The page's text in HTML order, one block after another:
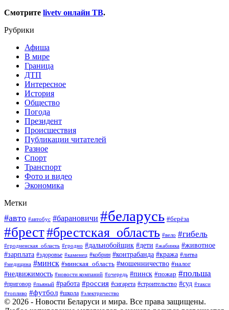
Смотрите livetv онлайн ТВ.
Рубрики
Афиша
В мире
Граница
ДТП
Интересное
История
Общество
Погода
Президент
Происшествия
Публикации читателей
Разное
Спорт
Транспорт
Фото и видео
Экономика
Метки
#авто #автобус #барановичи #беларусь #берёза
#брест#брестская_область #вело #гибель
#гродненская_область #гродно #дальнобойщик #дети #жабинка #животное
#зарплата #здоровье #каменец #кобрин #контрабанда #кража #литва
#медицина #минск #минская_область #мошенничество #налог
#недвижимость #новости компаний #очередь #пинск #пожар #польша
#приговор #пьяный #работа #россия #сигарета #строительство #суд #такси
#топливо #футбол #школа #электричество
© 2026 - Новости Беларуси и мира. Все права защищены.